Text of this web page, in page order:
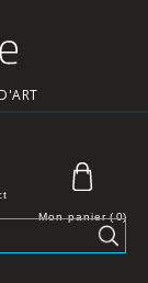
Mon panier( 0)